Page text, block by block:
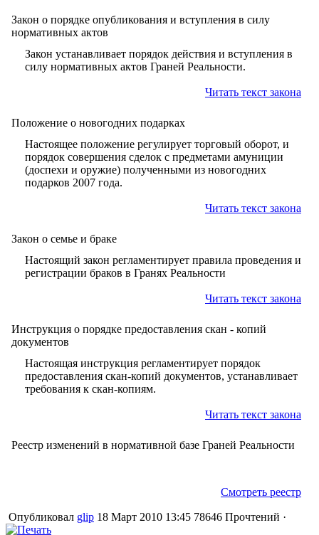
Закон о порядке опубликования и вступления в силу
нормативных актов
Закон устанавливает порядок действия и вступления в
силу нормативных актов Граней Реальности.
Читать текст закона
Положение о новогодних подарках
Настоящее положение регулирует торговый оборот, и
порядок совершения сделок с предметами амуниции
(доспехи и оружие) полученными из новогодних
подарков 2007 года.
Читать текст закона
Закон о семье и браке
Настоящий закон регламентирует правила проведения и
регистрации браков в Гранях Реальности
Читать текст закона
Инструкция о порядке предоставления скан - копий
документов
Настоящая инструкция регламентирует порядок
предоставления скан-копий документов, устанавливает
требования к скан-копиям.
Читать текст закона
Реестр изменений в нормативной базе Граней Реальности
Смотреть реестр
Опубликовал glip 18 Март 2010 13:45 78646 Прочтений ·